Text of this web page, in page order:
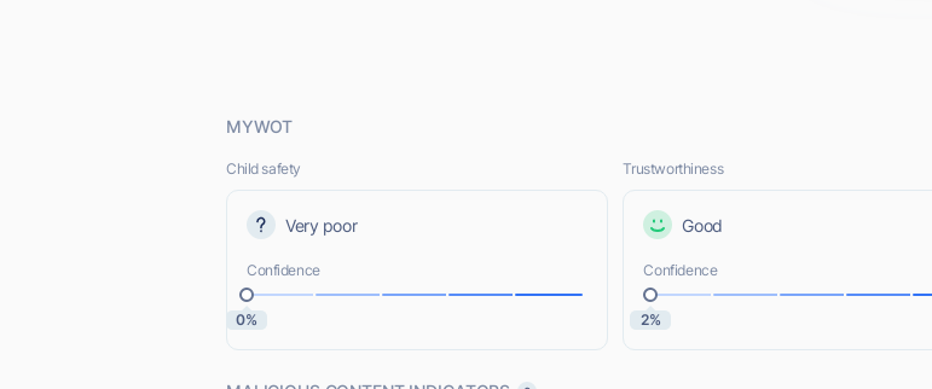
MYWOT
Child safety
Very poor
Confidence
0%
Trustworthiness
Good
Confidence
2%